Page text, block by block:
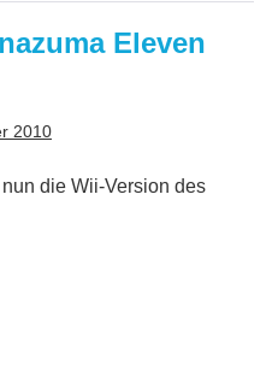
Eleven
2010
die Wii-Version des